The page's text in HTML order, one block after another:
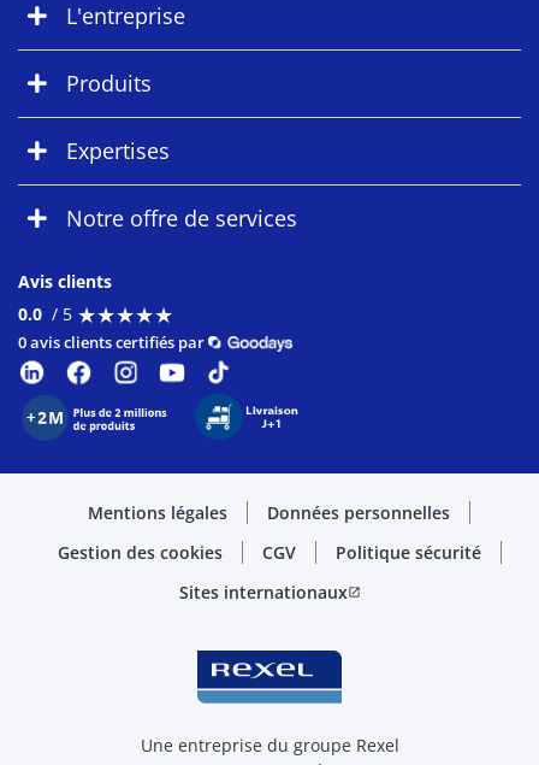
L'entreprise
Produits
Expertises
Notre offre de services
Avis clients
0.0 / 5 ★★★★★
★★★★★
0 avis clients certifiés par
Mentions légales
Données personnelles
Gestion des cookies
CGV
Politique sécurité
Sites internationauxopen_in_new
Une entreprise du groupe Rexel